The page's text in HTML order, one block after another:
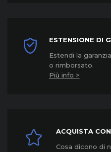
ESTENSIONE DI
Estendi la
o rimborsato.
Più info >
ACQUISTA
Cosa dicono di